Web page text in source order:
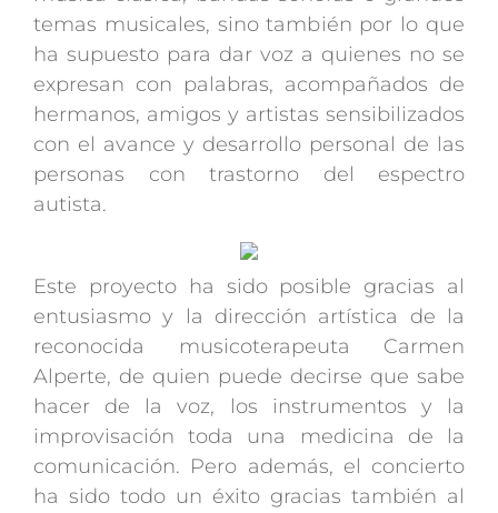
temas musicales, sino también por lo que
ha supuesto para dar voz a quienes no se
expresan con palabras, acompañados de
hermanos, amigos y artistas sensibilizados
con el avance y desarrollo personal de las
personas con trastorno del espectro
autista.
Este proyecto ha sido posible gracias al
entusiasmo y la dirección artística de la
reconocida musicoterapeuta Carmen
Alperte, de quien puede decirse que sabe
hacer de la voz, los instrumentos y la
improvisación toda una medicina de la
comunicación. Pero además, el concierto
ha sido todo un éxito gracias también al